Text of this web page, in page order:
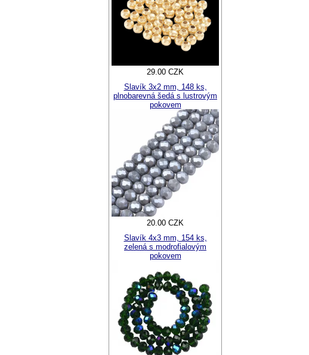
29.00 CZK
Slavík 3x2 mm, 148 ks,
plnobarevná šedá s lustrovým
pokovem
20.00 CZK
Slavík 4x3 mm, 154 ks,
zelená s modrofialovým
pokovem